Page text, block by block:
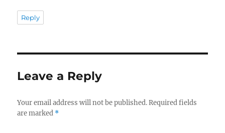
Reply
Leave a Reply
Your email address will not be published. Required fields
are marked *